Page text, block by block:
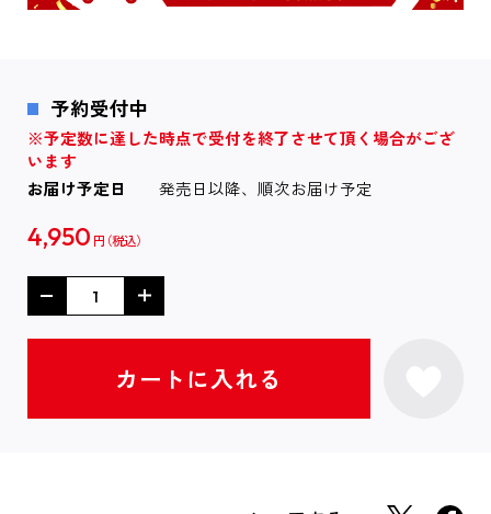
予約受付中
※予定数に達した時点で受付を終了させて頂く場合がござ
います
お届け予定日
発売日以降、順次お届け予定
4,950 円